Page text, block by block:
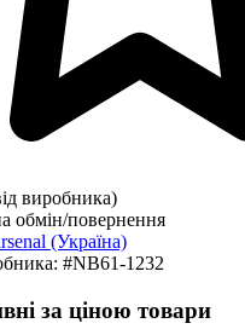
виробника)
обмін/повернення
(Україна)
#NB61-1232
за ціною товари